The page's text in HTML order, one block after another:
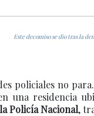
Este decomiso se dio tras la
policiales no
una residencia
Policía Nacional,